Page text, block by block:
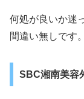
何処が良いか迷
間違い無しです。
SBC湘南美容